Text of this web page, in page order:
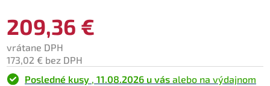
209,36 €
vrátane DPH
173,02 € bez DPH
Posledné kusy , 11.08.2026 u vás alebo na výdajnom